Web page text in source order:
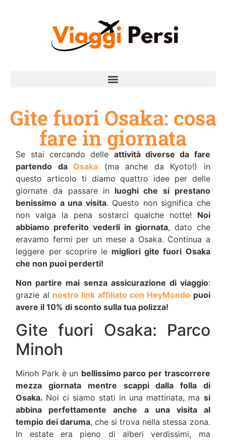
Gite fuori Osaka: cosa
fare in giornata
Se stai cercando delle attività diverse da fare
partendo daOsaka (ma anche da Kyoto!) in
questo articolo ti diamo quattro idee per delle
giornate da passare in luoghi che si prestano
benissimo a una visita. Questo non significa che
non valga la pena sostarci qualche notte! Noi
abbiamo preferito vederli in giornata, dato che
eravamo fermi per un mese a Osaka. Continua a
leggere per scoprire le migliori gite fuori Osaka
che non puoi perderti!
Non partire mai senza assicurazione di viaggio:
grazie al nostro link affiliato con HeyMondo puoi
avere il 10% di sconto sulla tua polizza!
Gite fuori Osaka: Parco
Minoh
Minoh Park è un bellissimo parco per trascorrere
mezza giornata mentre scappi dalla folla di
Osaka. Noi ci siamo stati in una mattinata, ma si
abbina perfettamente anche a una visita al
tempio dei daruma, che si trova nella stessa zona.
In estate era pieno di alberi verdissimi, ma